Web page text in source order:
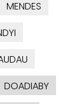
MENDES
DOADIABY